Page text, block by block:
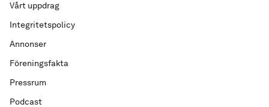
Vårt uppdrag
Integritetspolicy
Annonser
Föreningsfakta
Pressrum
Podcast